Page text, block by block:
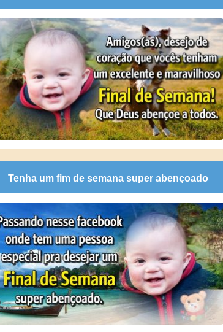
Tenha um fim de semana super abençoado